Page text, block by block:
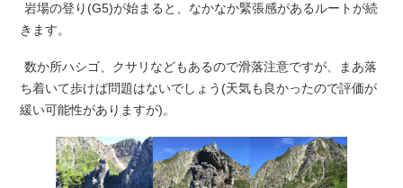
岩場の登り(G5)が始まると、なかなか緊張感があるルートが続
きます。
数か所ハシゴ、クサリなどもあるので滑落注意ですが、まあ落
ち着いて歩けば問題はないでしょう(天気も良かったので評価が
緩い可能性がありますが)。